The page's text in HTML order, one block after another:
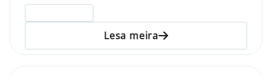
Lesa meira